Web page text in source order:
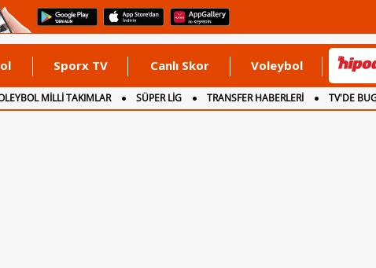
Sporx TV Canlı Skor Voleybol
MİLLİ TAKIMLAR SÜPER LİG TRANSFER HABERLERİ TV'DE